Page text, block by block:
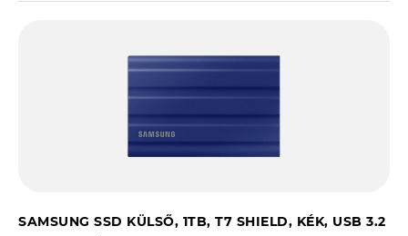
SAMSUNG SSD KÜLSŐ, 1TB, T7 SHIELD, KÉK, USB 3.2